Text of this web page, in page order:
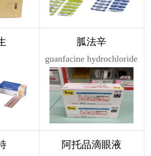
胍法辛
guanfacine hydrochloride
阿托品滴眼液